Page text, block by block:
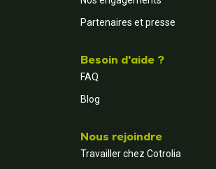
Partenaires et presse
Besoin d'aide ?
FAQ
Blog
Nous rejoindre
Travailler chez Cotrolia